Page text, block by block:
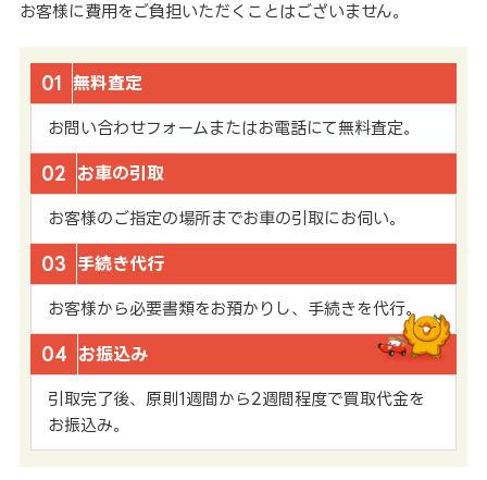
お客様に費用をご負担いただくことはございません。
01 無料査定
お問い合わせフォームまたはお電話にて無料査定。
02 お車の引取
お客様のご指定の場所までお車の引取にお伺い。
03 手続き代行
お客様から必要書類をお預かりし、手続きを代行。
04 お振込み
引取完了後、原則1週間から2週間程度で買取代金を
お振込み。